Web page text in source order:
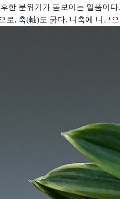
한 분위기가 돋보이는 일품이
로, 축(軸)도 굵다. 니축에 니근